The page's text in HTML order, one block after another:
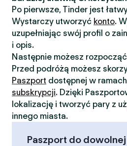
Po pierwsze, Tinder jest
Wystarczy utworzyć konto.
uzupełniając swój profil o
i opis.
Następnie możesz rozpocząć
Przed podróżą możesz
Paszport dostępnej w ramach
subskrypcji. Dzięki
lokalizację i tworzyć pary z
innego miasta.
Paszport do